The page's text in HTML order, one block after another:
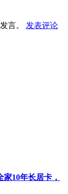
言。
发表评论
10年长居卡，